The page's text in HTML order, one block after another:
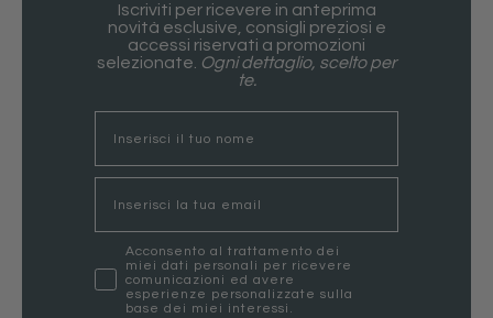
Iscriviti per ricevere in anteprima
novità esclusive, consigli preziosi e
accessi riservati a promozioni
selezionate. Ogni dettaglio, scelto per
te.
marketing
Acconsento al trattamento dei
miei dati personali per ricevere
comunicazioni ed avere
esperienze personalizzate sulla
base dei miei interessi.